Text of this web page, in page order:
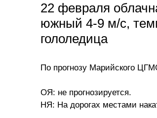
22 февраля
южный 4-9 м/с,
гололедица
По прогнозу Марийского
ОЯ: не прогнозируется.
НЯ: На дорогах местами